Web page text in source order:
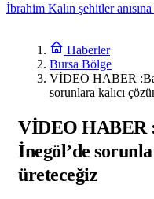
İbrahim Kalın şehitler
Haberler
Bursa Bölge
VİDEO HABER
sorunlara kalıcı
VİDEO HABER
İnegöl’de
üreteceğiz